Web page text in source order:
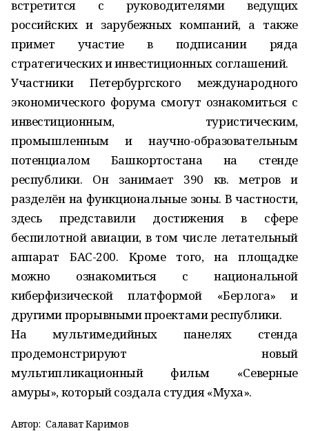
встретится с руководителями ведущих
российских и зарубежных компаний, а также
примет участие в подписании ряда
стратегических и инвестиционных соглашений.
Участники Петербургского международного
экономического форума смогут ознакомиться с
инвестиционным, туристическим,
промышленным и научно-образовательным
потенциалом Башкортостана на стенде
республики. Он занимает 390 кв. метров и
разделён на функциональные зоны. В частности,
здесь представили достижения в сфере
беспилотной авиации, в том числе летательный
аппарат БАС-200. Кроме того, на площадке
можно ознакомиться с национальной
киберфизической платформой «Берлога» и
другими прорывными проектами республики.
На мультимедийных панелях стенда
продемонстрируют новый
мультипликационный фильм «Северные
амуры», который создала студия «Муха».
Автор: Салават Каримов